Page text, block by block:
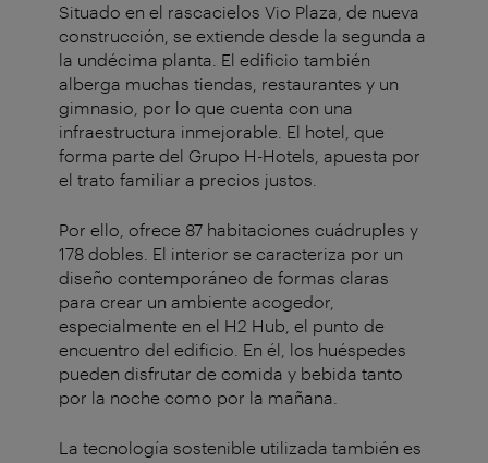
Situado en el rascacielos Vio Plaza, de nueva
construcción, se extiende desde la segunda a
la undécima planta. El edificio también
alberga muchas tiendas, restaurantes y un
gimnasio, por lo que cuenta con una
infraestructura inmejorable. El hotel, que
forma parte del Grupo H-Hotels, apuesta por
el trato familiar a precios justos.
Por ello, ofrece 87 habitaciones cuádruples y
178 dobles. El interior se caracteriza por un
diseño contemporáneo de formas claras
para crear un ambiente acogedor,
especialmente en el H2 Hub, el punto de
encuentro del edificio. En él, los huéspedes
pueden disfrutar de comida y bebida tanto
por la noche como por la mañana.
La tecnología sostenible utilizada también es